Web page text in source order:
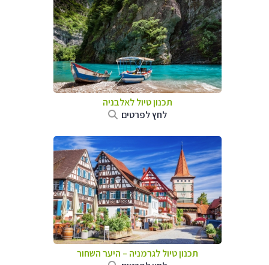
תכנון טיול לאלבניה
לחץ לפרטים
תכנון טיול לגרמניה – היער השחור